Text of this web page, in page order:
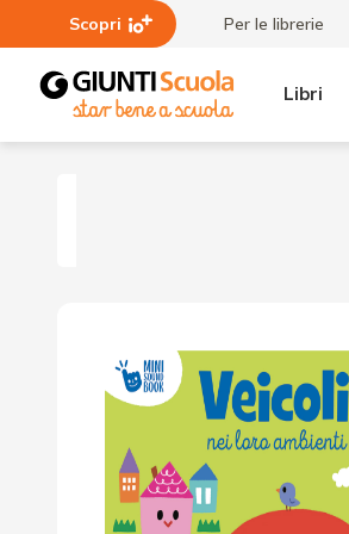
Scopri Per le librerie
Libri